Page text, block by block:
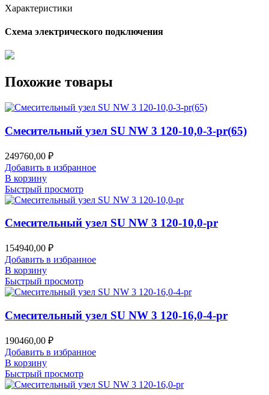
Характеристики
Схема электрического подключения
Похожие товары
Смесительный узел SU NW 3 120-10,0-3-pr(65)
249760,00 ₽
Добавить в избранное
В корзину
Быстрый просмотр
Смесительный узел SU NW 3 120-10,0-pr
154940,00 ₽
Добавить в избранное
В корзину
Быстрый просмотр
Смесительный узел SU NW 3 120-16,0-4-pr
190460,00 ₽
Добавить в избранное
В корзину
Быстрый просмотр